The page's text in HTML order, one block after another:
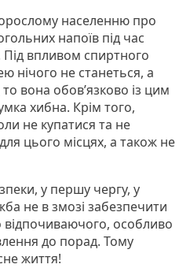
населенню про
напоїв під час
Під впливом спиртного
нічого не станеться, а
вона обов’язково із цим
хибна. Крім того,
не купатися та не
цього місцях, а також не
у першу чергу, у
не в змозі забезпечити
особливо
до порад. Тому
життя!